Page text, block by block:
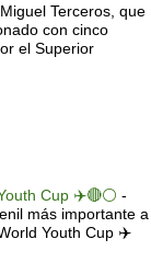
Miguel Terceros, que
con cinco
el Superior
Cup ✈️🔴⚪️ -
más importante a
Youth Cup ✈️